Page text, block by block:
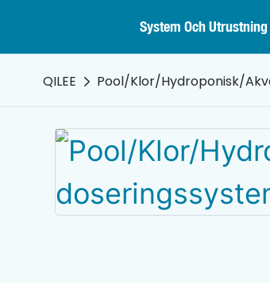
System Och Utrustning
QILEE Pool/Klor/Hydroponisk/